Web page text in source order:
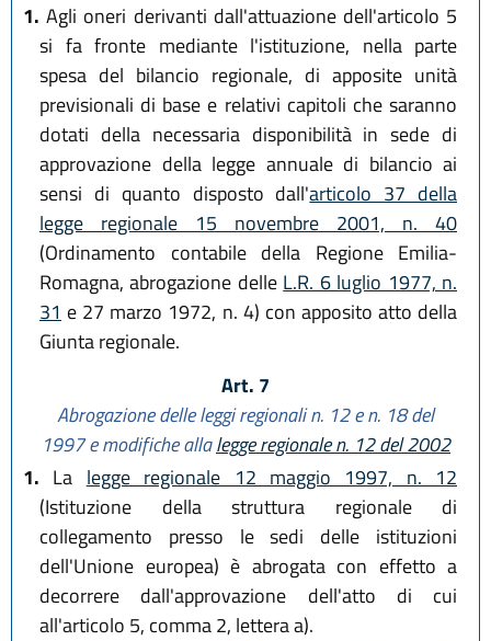
1. Agli oneri derivanti dall'attuazione dell'articolo 5
si fa fronte mediante l'istituzione, nella parte
spesa del bilancio regionale, di apposite unità
previsionali di base e relativi capitoli che saranno
dotati della necessaria disponibilità in sede di
approvazione della legge annuale di bilancio ai
sensi di quanto disposto dall'articolo 37 della
legge regionale 15 novembre 2001, n. 40
(Ordinamento contabile della Regione Emilia-
Romagna, abrogazione delle L.R. 6 luglio 1977, n.
31 e 27 marzo 1972, n. 4) con apposito atto della
Giunta regionale.
Art. 7
Abrogazione delle leggi regionali n. 12 e n. 18 del
1997e modifiche allalegge regionale n. 12 del 2002
1. La legge regionale 12 maggio 1997, n. 12
(Istituzione della struttura regionale di
collegamento presso le sedi delle istituzioni
dell'Unione europea) è abrogata con effetto a
decorrere dall'approvazione dell'atto di cui
all'articolo 5, comma 2, lettera a).